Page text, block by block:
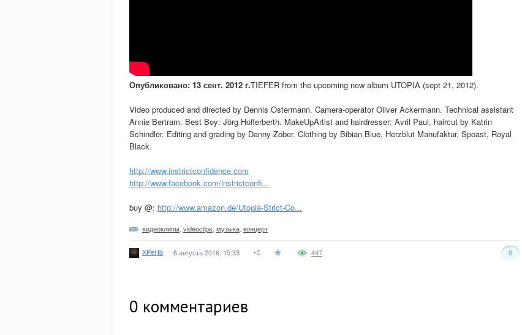
Опубликовано: 13 сент. 2012 г.TIEFER from the upcoming new album UTOPIA (sept 21, 2012).
Video produced and directed by Dennis Ostermann. Camera-operator Oliver Ackermann. Technical assistant
Annie Bertram. Best Boy: Jörg Hofferberth. MakeUpArtist and hairdresser: Avril Paul, haircut by Katrin
Schindler. Editing and grading by Danny Zober. Clothing by Bibian Blue, Herzblut Manufaktur, Spoast, Royal
Black.
http://www.instrictconfidence.com
http://www.facebook.com/instrictconfi...
buy @: http://www.amazon.de/Utopia-Strict-Co...
видеоклипы videoclips музыка концерт
XPeHb 6 августа 2016, 15:33 0
447
0 комментариев